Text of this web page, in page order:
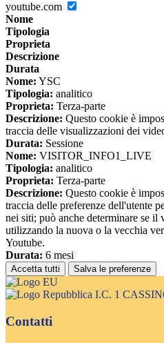
youtube.com
Nome
Tipologia
Proprieta
Descrizione
Durata
Nome: YSC
Tipologia: analitico
Proprieta: Terza-parte
Descrizione: Questo cookie è
traccia delle visualizzazioni dei
Durata: Sessione
Nome: VISITOR_INFO1_LIVE
Tipologia: analitico
Proprieta: Terza-parte
Descrizione: Questo cookie è
traccia delle preferenze dell'utente
nei siti; può anche determinare se il
utilizzando la nuova o la vecchia
Youtube.
Durata: 6 mesi
Accetta tutti Salva le preferenze
I.C. 1
Contatti